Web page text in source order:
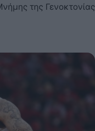
της Γενοκτονίας